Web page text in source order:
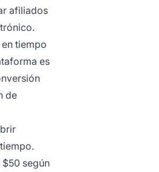
afiliados
tiempo
es
de
según